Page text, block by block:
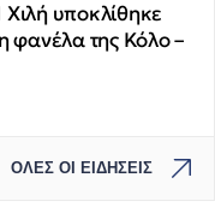
υποκλίθηκε
φανέλα της Κόλο –
ΟΛΕΣ ΟΙ ΕΙΔΗΣΕΙΣ